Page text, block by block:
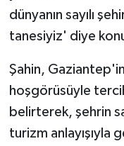
dünyanın sayılı
tanesiyiz' diye
Şahin,
hoşgörüsüyle
belirterek, şehrin
turizm anlayışıyla